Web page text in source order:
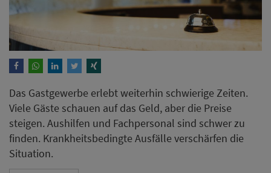
Das Gastgewerbe erlebt weiterhin schwierige Zeiten.
Viele Gäste schauen auf das Geld, aber die Preise
steigen. Aushilfen und Fachpersonal sind schwer zu
finden. Krankheitsbedingte Ausfälle verschärfen die
Situation.